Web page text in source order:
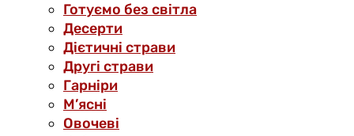
Готуємо без світла
Десерти
Дієтичні страви
Другі страви
Гарніри
М’ясні
Овочеві